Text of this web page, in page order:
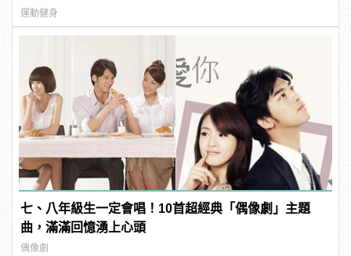
運動健身
七、八年級生一定會唱！10首超經典「偶像劇」主題
曲，滿滿回憶湧上心頭
偶像劇